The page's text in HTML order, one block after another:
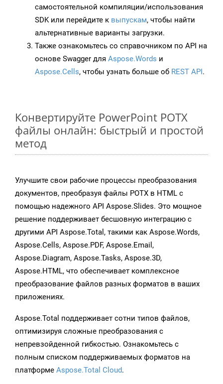
самостоятельной компиляции/использования
SDK или перейдите к выпускам, чтобы найти
альтернативные варианты загрузки.
Также ознакомьтесь со справочником по API на
основе Swagger для Aspose.Words и
Aspose.Cells, чтобы узнать больше об REST API.
Конвертируйте PowerPoint POTX
файлы онлайн: быстрый и простой
метод
Улучшите свои рабочие процессы преобразования
документов, преобразуя файлы POTX в HTML с
помощью надежного API Aspose.Slides. Это мощное
решение поддерживает бесшовную интеграцию с
другими API Aspose.Total, такими как Aspose.Words,
Aspose.Cells, Aspose.PDF, Aspose.Email,
Aspose.Diagram, Aspose.Tasks, Aspose.3D,
Aspose.HTML, что обеспечивает комплексное
преобразование файлов разных форматов в ваших
приложениях.
Aspose.Total поддерживает сотни типов файлов,
оптимизируя сложные преобразования с
непревзойденной гибкостью. Ознакомьтесь с
полным списком поддерживаемых форматов на
платформе Aspose.Total Cloud.